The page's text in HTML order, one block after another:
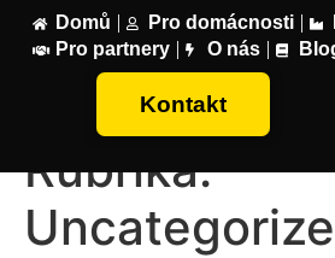
Domů Pro domácnosti
Pro partnery
O nás
Kontakt
Rubrika: